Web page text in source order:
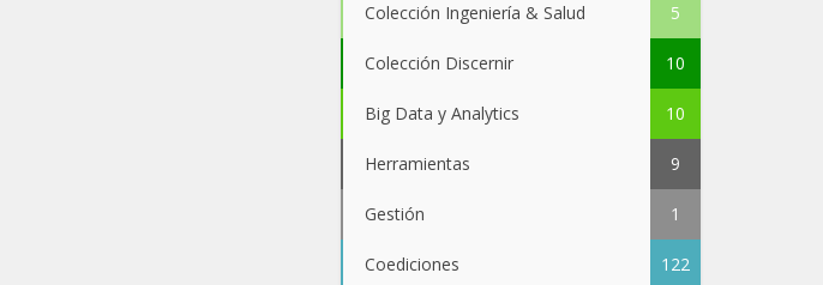
Colección Ingeniería & Salud 5
Colección Discernir 10
Big Data y Analytics 10
Herramientas 9
Gestión 1
Coediciones 122